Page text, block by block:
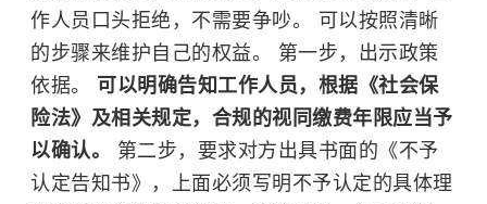
作人员口头拒绝，不需要争吵。 可以按照清晰
的步骤来维护自己的权益。 第一步，出示政策
依据。 可以明确告知工作人员，根据《社会保
险法》及相关规定，合规的视同缴费年限应当予
以确认。 第二步，要求对方出具书面的《不予
认定告知书》，上面必须写明不予认定的具体理